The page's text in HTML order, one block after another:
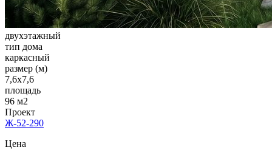
двухэтажный
тип дома
каркасный
размер (м)
7,6x7,6
площадь
96 м2
Проект
Ж-52-290
Цена